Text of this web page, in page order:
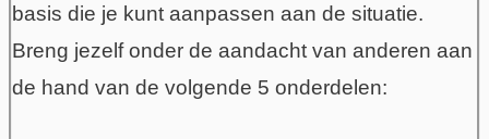
basis die je kunt aanpassen aan de situatie.
Breng jezelf onder de aandacht van anderen aan
de hand van de volgende 5 onderdelen: